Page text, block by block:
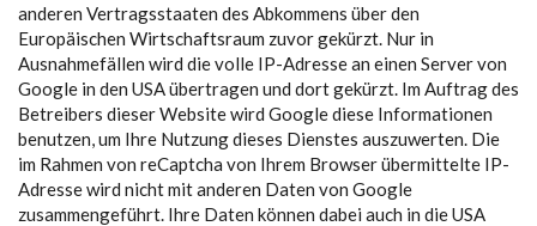
anderen Vertragsstaaten des Abkommens über den
Europäischen Wirtschaftsraum zuvor gekürzt. Nur in
Ausnahmefällen wird die volle IP-Adresse an einen Server von
Google in den USA übertragen und dort gekürzt. Im Auftrag des
Betreibers dieser Website wird Google diese Informationen
benutzen, um Ihre Nutzung dieses Dienstes auszuwerten. Die
im Rahmen von reCaptcha von Ihrem Browser übermittelte IP-
Adresse wird nicht mit anderen Daten von Google
zusammengeführt. Ihre Daten können dabei auch in die USA